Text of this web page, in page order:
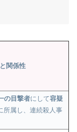
関係性
の目撃者にして容疑
所属し、連続殺人事